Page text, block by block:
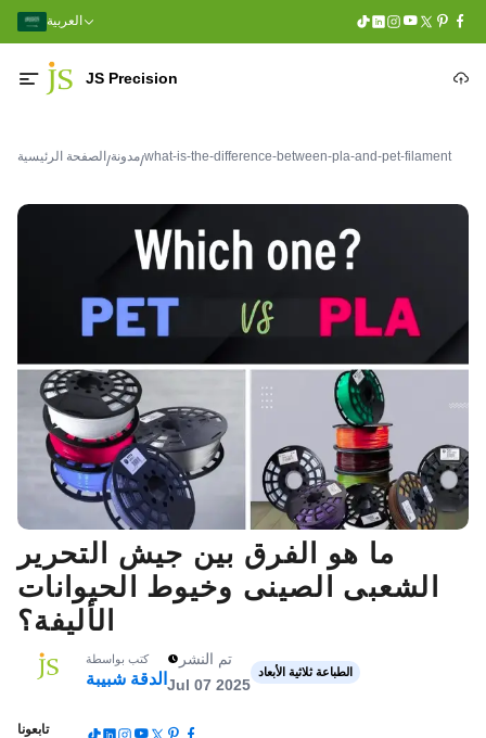
العربية
JS Precision
الصفحة الرئيسية /مدونة/what-is-the-difference-between-pla-and-pet-filament
ما هو الفرق بين جيش التحرير
الشعبى الصينى وخيوط الحيوانات
الأليفة؟
كتب بواسطة
الدقة شبيبة
تم النشر
Jul 07 2025
الطباعة ثلاثية الأبعاد
تابعونا